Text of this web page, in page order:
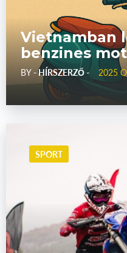
Vietnamban
benzines
BY- HÍRSZERZŐ - 2025
SPORT